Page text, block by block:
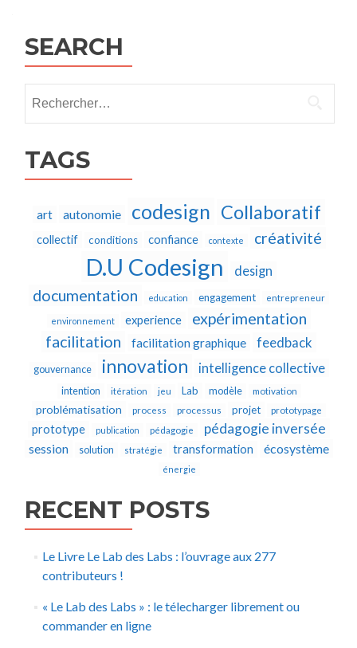
SEARCH
TAGS
art autonomie codesign Collaboratif
collectif conditions confiance contexte créativité
D.U Codesign design
documentation education engagement entrepreneur
environnement experience
expérimentation
facilitation
facilitation graphique feedback
gouvernance innovation intelligence collective
intention itération jeu Lab modèle motivation
problématisation process processus projet prototypage
prototype publication pédagogie pédagogie inversée
session solution stratégie transformation écosystème
énergie
RECENT POSTS
Le Livre Le Lab des Labs : l’ouvrage aux 277
contributeurs !
« Le Lab des Labs » : le télecharger librement ou
commander en ligne